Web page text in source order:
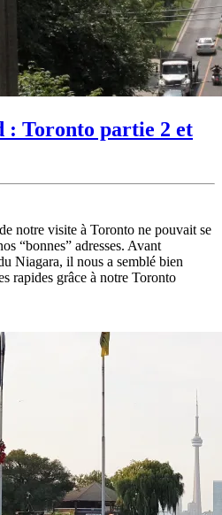
: Toronto partie 2 et
notre visite à Toronto ne pouvait se
“bonnes” adresses. Avant
Niagara, il nous a semblé bien
rapides grâce à notre Toronto